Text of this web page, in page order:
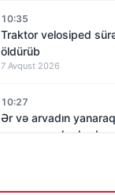
10:35
Traktor velosiped
öldürüb
7 Avqust 2026
10:27
Ər və arvadın
yanacaq aşkarlanıb